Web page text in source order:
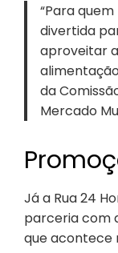
“Para
divertida
aproveitar
da
Mercado
Já a Rua 24
parceria com
que acontece